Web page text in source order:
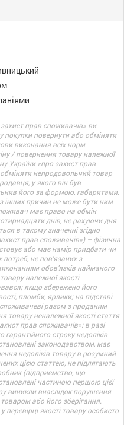
прав споживачів» ви
повернути або обміняти
виконання всіх норм
/ повернення товару належної
України «про захист прав
непродовольчий товар
у якого він був
його за формою, габаритами,
інших причин не може бути ним
має право на обмін
днів, не рахуючи дня
в такому значенні згідно
прав споживачів») – фізична
або має намір придбати чи
не пов’язаних з
обов’язків найманого
належної якості
якщо збережено його
пломби, ярлики; на підставі
разом з проданим
товару неналежної якості стаття
прав споживачів»: в разі
строку недоліків
законодавством, має
недоліків товару в розумний
цією статтею, не підлягають
(підприємство, що
частиною першою цієї
виникли внаслідок порушення
або його зберігання.
якості товару особисто